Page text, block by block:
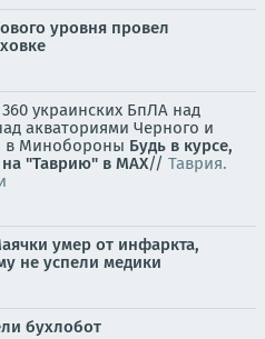
уровня провел
украинских БпЛА над
акваториями Черного и
в Минобороны Будь в курсе,
"Таврию" в MAX// Таврия.
умер от инфаркта,
не успели медики
бухлобот